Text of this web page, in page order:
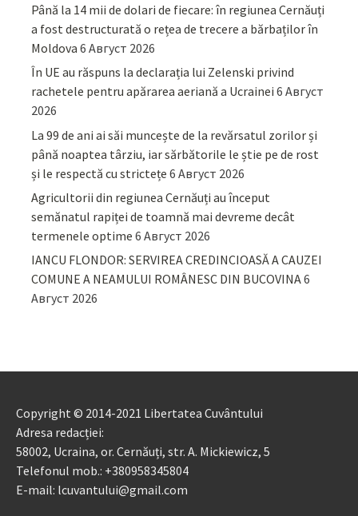
Până la 14 mii de dolari de fiecare: în regiunea Cernăuți
a fost destructurată o rețea de trecere a bărbaților în
Moldova 6 Август 2026
În UE au răspuns la declarația lui Zelenski privind
rachetele pentru apărarea aeriană a Ucrainei 6 Август
2026
La 99 de ani ai săi muncește de la revărsatul zorilor și
până noaptea târziu, iar sărbătorile le știe pe de rost
și le respectă cu strictețe 6 Август 2026
Agricultorii din regiunea Cernăuți au început
semănatul rapiței de toamnă mai devreme decât
termenele optime 6 Август 2026
IANCU FLONDOR: SERVIREA CREDINCIOASĂ A CAUZEI
COMUNE A NEAMULUI ROMÂNESC DIN BUCOVINA6
Август 2026
Copyright © 2014-2021 Libertatea Cuvântului
Adresa redacției:
58002, Ucraina, or. Cernăuți, str. A. Mickiewicz, 5
Telefonul mob.: +380958345804
E-mail: lcuvantului@gmail.com